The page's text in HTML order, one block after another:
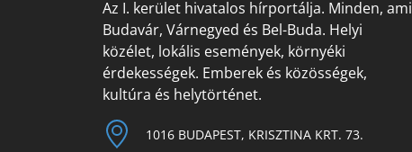
Az I. kerület hivatalos hírportálja. Minden, ami
Budavár, Várnegyed és Bel-Buda. Helyi
közélet, lokális események, környéki
érdekességek. Emberek és közösségek,
kultúra és helytörténet.
1016 BUDAPEST, KRISZTINA KRT. 73.